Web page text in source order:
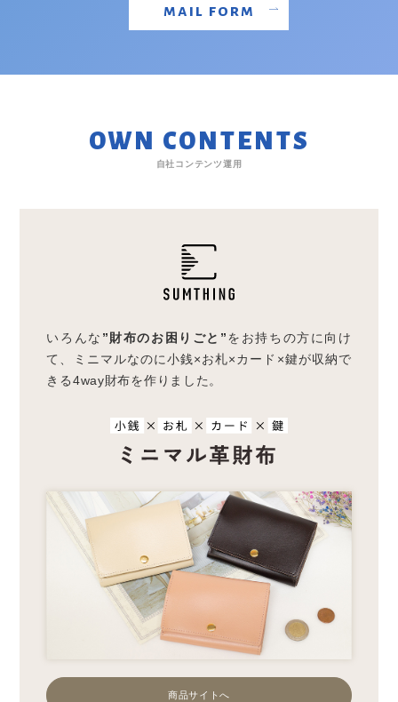
mail form
OWN CONTENTS
自社コンテンツ運用
いろんな ”財布のお困りごと”をお持ちの方に向け
て、
ミニマルなのに小銭×お札×カード×鍵が収納で
きる4way財布を作りました。
商品サイトへ